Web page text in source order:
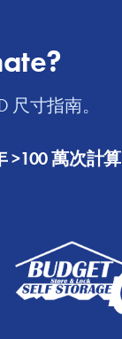
尺寸指南。
>100 萬次計算